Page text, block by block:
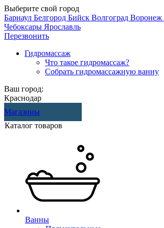
Выберите свой город
Барнаул Белгород Бийск Волгоград Воронеж
Чебоксары Ярославль
Перезвонить
Гидромассаж
Что такое гидромассаж?
Собрать гидромассажную ванну
Ваш город:
Краснодар
Магазины
Каталог товаров
Ванны